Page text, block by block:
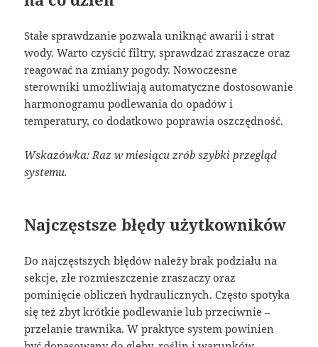
Stałe sprawdzanie pozwala uniknąć awarii i strat
wody. Warto czyścić filtry, sprawdzać zraszacze oraz
reagować na zmiany pogody. Nowoczesne
sterowniki umożliwiają automatyczne dostosowanie
harmonogramu podlewania do opadów i
temperatury, co dodatkowo poprawia oszczędność.
Wskazówka: Raz w miesiącu zrób szybki przegląd
systemu.
Najczęstsze błędy użytkowników
Do najczęstszych błędów należy brak podziału na
sekcje, złe rozmieszczenie zraszaczy oraz
pominięcie obliczeń hydraulicznych. Często spotyka
się też zbyt krótkie podlewanie lub przeciwnie –
przelanie trawnika. W praktyce system powinien